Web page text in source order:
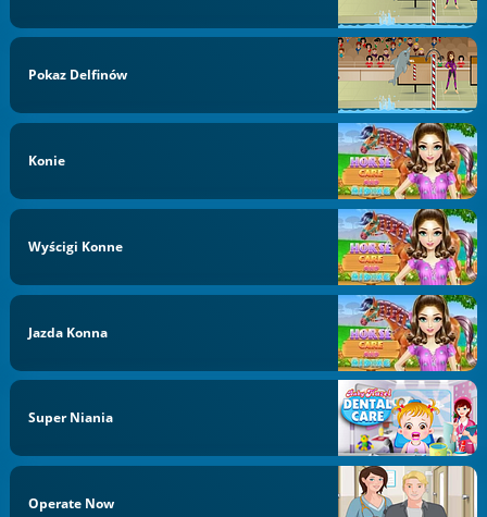
Pokaz Delfinów
Konie
Wyścigi Konne
Jazda Konna
Super Niania
Operate Now